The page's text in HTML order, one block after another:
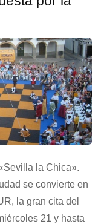
la Chica».
se convierte en
la gran cita del
21 y hasta